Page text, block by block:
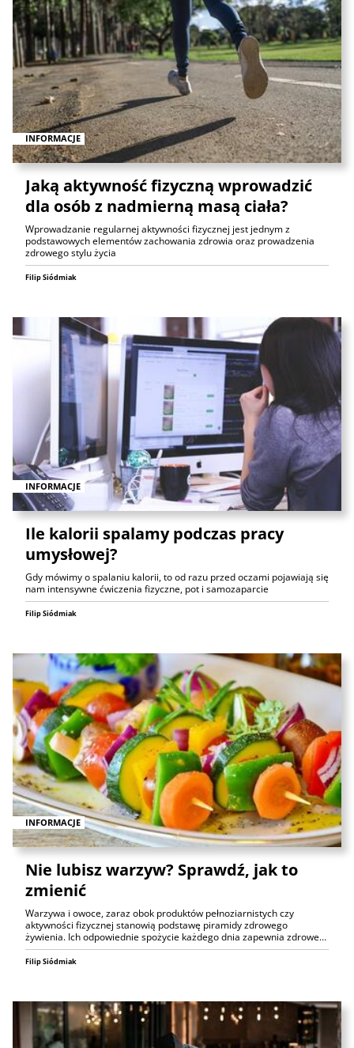
INFORMACJE
Jaką aktywność fizyczną wprowadzić
dla osób z nadmierną masą ciała?
Wprowadzanie regularnej aktywności fizycznej jest jednym z
podstawowych elementów zachowania zdrowia oraz prowadzenia
zdrowego stylu życia
Filip Siódmiak
INFORMACJE
Ile kalorii spalamy podczas pracy
umysłowej?
Gdy mówimy o spalaniu kalorii, to od razu przed oczami pojawiają się
nam intensywne ćwiczenia fizyczne, pot i samozaparcie
Filip Siódmiak
INFORMACJE
Nie lubisz warzyw? Sprawdź, jak to
zmienić
Warzywa i owoce, zaraz obok produktów pełnoziarnistych czy
aktywności fizycznej stanowią podstawę piramidy zdrowego
żywienia. Ich odpowiednie spożycie każdego dnia zapewnia zdrowe…
Filip Siódmiak